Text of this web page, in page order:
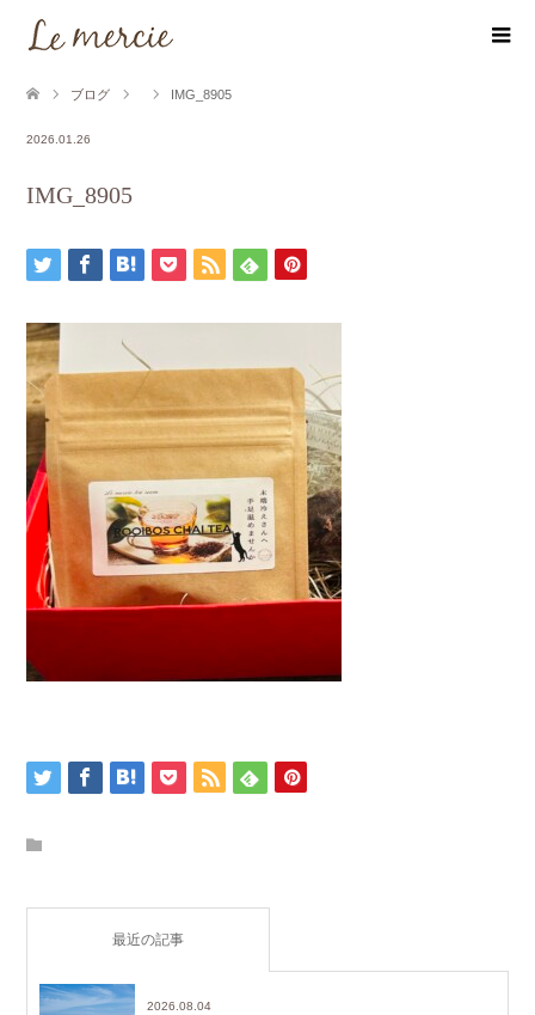
ブログ IMG_8905
2026.01.26
IMG_8905
最近の記事
2026.08.04